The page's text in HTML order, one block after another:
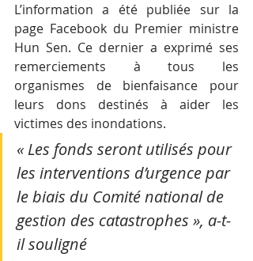
L’information a été publiée sur la
page Facebook du Premier ministre
Hun Sen. Ce dernier a exprimé ses
remerciements à tous les
organismes de bienfaisance pour
leurs dons destinés à aider les
victimes des inondations.
« Les fonds seront utilisés pour
les interventions d’urgence par
le biais du Comité national de
gestion des catastrophes », a-t-
il souligné